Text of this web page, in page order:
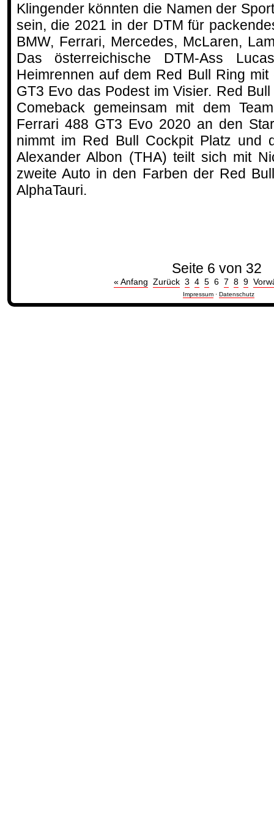
Klingender könnten die Namen der
sein, die 2021 in der DTM für
BMW, Ferrari, Mercedes, McLaren,
Das österreichische DTM-Ass
Heimrennen auf dem Red Bull Ring
GT3 Evo das Podest im Visier. Red
Comeback gemeinsam mit dem
Ferrari 488 GT3 Evo 2020 an den
nimmt im Red Bull Cockpit Platz und
Alexander Albon (THA) teilt sich mit
zweite Auto in den Farben der Red
AlphaTauri.
Seite 6 von 32
« Anfang Zurück 3 4 5 6 7 8 9
Impressum · Datenschutz